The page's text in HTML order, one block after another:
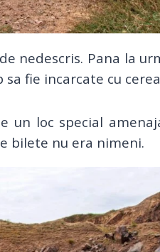
nedescris. Pana la
fie incarcate cu
un loc special
bilete nu era nimeni.